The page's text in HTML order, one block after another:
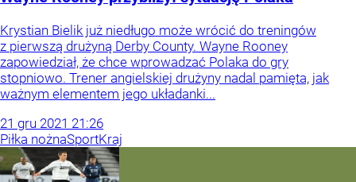
Krystian Bielik już niedługo może wrócić do treningów
z pierwszą drużyną Derby County. Wayne Rooney
zapowiedział, że chce wprowadzać Polaka do gry
stopniowo. Trener angielskiej drużyny nadal pamięta, jak
ważnym elementem jego układanki...
21 gru 2021 21:26
Piłka nożnaSportKraj